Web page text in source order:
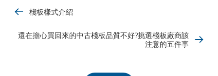
棧板樣式介紹
還在擔心買回來的中古棧板品質不好?挑選棧板廠商該
注意的五件事